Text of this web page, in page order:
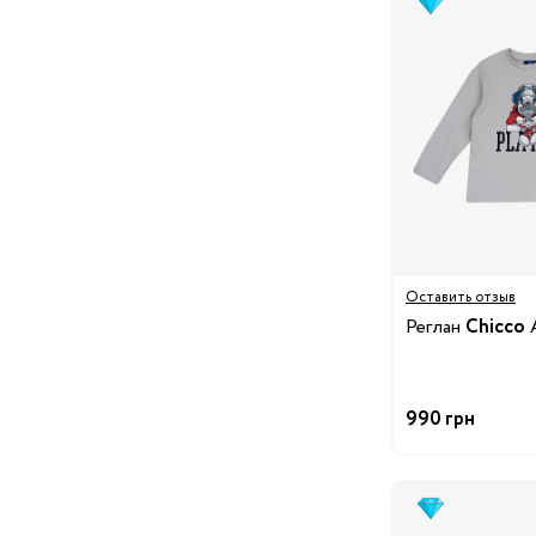
Пеленальные столики
Кресла-качалки,
Детские весы
Увлажнители воздуха
Подарки и сувениры
Оставить отзыв
Реглан Chicco
990 грн